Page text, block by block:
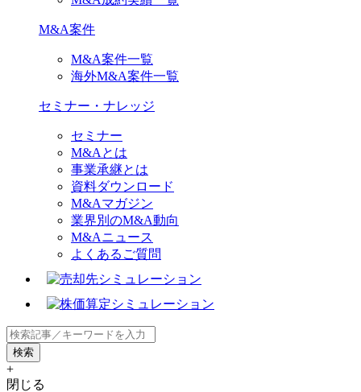
M&A案件
M&A案件一覧
海外M&A案件一覧
セミナー・ナレッジ
セミナー
M&Aとは
事業承継とは
資料ダウンロード
M&Aマガジン
業界別のM&A動向
M&Aニュース
よくあるご質問
+
閉じる